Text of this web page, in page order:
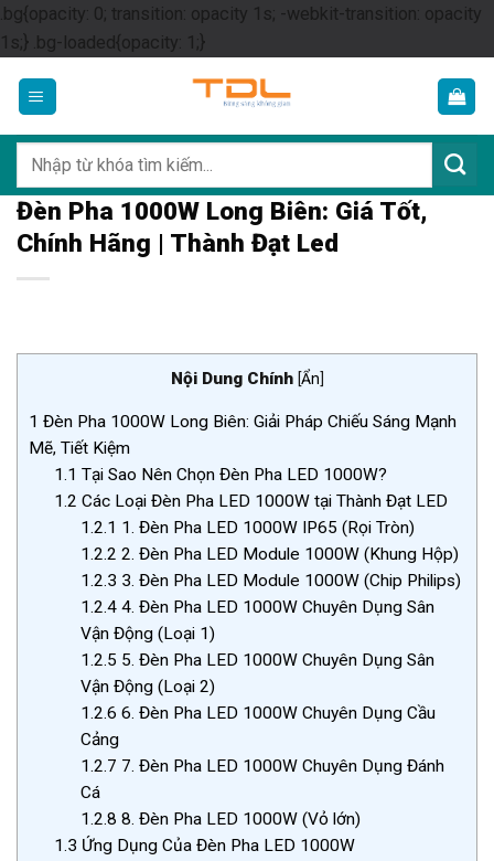
.bg{opacity: 0; transition: opacity 1s; -webkit-transition: opacity
1s;} .bg-loaded{opacity: 1;}Skip
content
kiếm:
Đèn Pha 1000W Long Biên: Giá Tốt,
Chính Hãng | Thành Đạt Led
Nội Dung Chính [Ẩn]
1 Đèn Pha 1000W Long Biên: Giải Pháp Chiếu Sáng Mạnh
Mẽ, Tiết Kiệm
1.1 Tại Sao Nên Chọn Đèn Pha LED 1000W?
1.2 Các Loại Đèn Pha LED 1000W tại Thành Đạt LED
1.2.1 1. Đèn Pha LED 1000W IP65 (Rọi Tròn)
1.2.2 2. Đèn Pha LED Module 1000W (Khung Hộp)
1.2.3 3. Đèn Pha LED Module 1000W (Chip Philips)
1.2.44. Đèn Pha LED 1000W Chuyên Dụng Sân
Vận Động (Loại 1)
1.2.5 5. Đèn Pha LED 1000W Chuyên Dụng Sân
Vận Động (Loại 2)
1.2.6 6. Đèn Pha LED 1000W Chuyên Dụng Cầu
Cảng
1.2.7 7. Đèn Pha LED 1000W Chuyên Dụng Đánh
Cá
1.2.8 8. Đèn Pha LED 1000W (Vỏ lớn)
1.3 Ứng Dụng Của Đèn Pha LED 1000W